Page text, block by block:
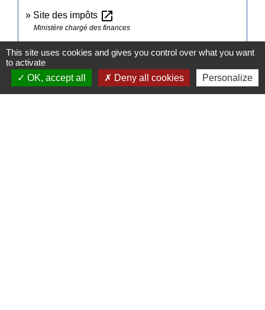
Site des impôts open_in_new
Ministère chargé des finances
This site uses cookies and gives you control over what you want
to activate
OK, accept all
Deny all cookies Personalize